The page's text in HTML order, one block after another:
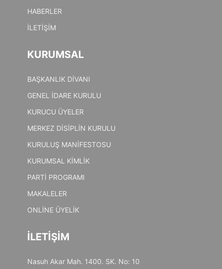
HABERLER
İLETİŞİM
KURUMSAL
BAŞKANLIK DİVANI
GENEL İDARE KURULU
KURUCU ÜYELER
MERKEZ DİSİPLİN KURULU
KURULUŞ MANİFESTOSU
KURUMSAL KİMLİK
PARTİ PROGRAMI
MAKALELER
ONLİNE ÜYELİK
İLETİŞİM
Nasuh Akar Mah. 1400. SK. No: 10